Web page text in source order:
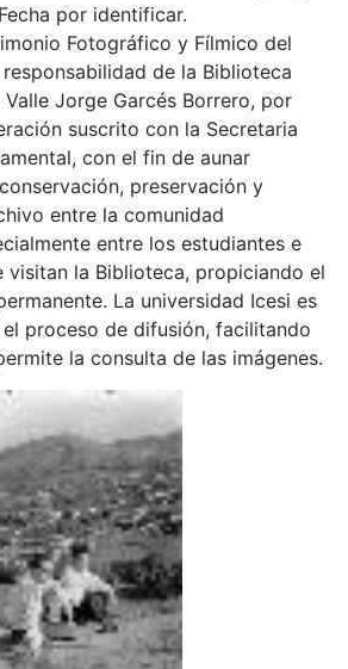
por identificar.
Fotográfico y Fílmico del
de la Biblioteca
Jorge Garcés Borrero, por
suscrito con la Secretaria
con el fin de aunar
preservación y
entre la comunidad
entre los estudiantes e
visitan la Biblioteca, propiciando el
La universidad Icesi es
proceso de difusión, facilitando
la consulta de las imágenes.